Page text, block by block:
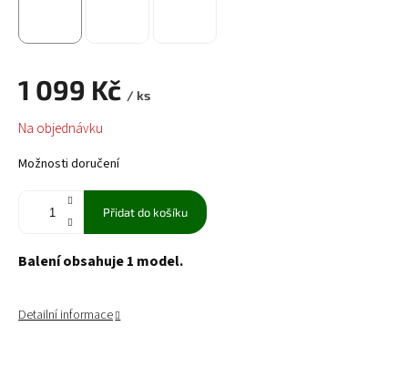
1 099 Kč / ks
Měrná
cena:
Na objednávku
Možnosti doručení
Přidat do košíku
Balení obsahuje 1 model.
Detailní informace